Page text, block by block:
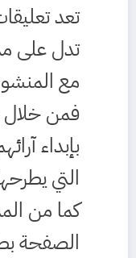
تعد
تدل على
مع
فمن خلال
بإبداء
التي
كما من
الصفحة